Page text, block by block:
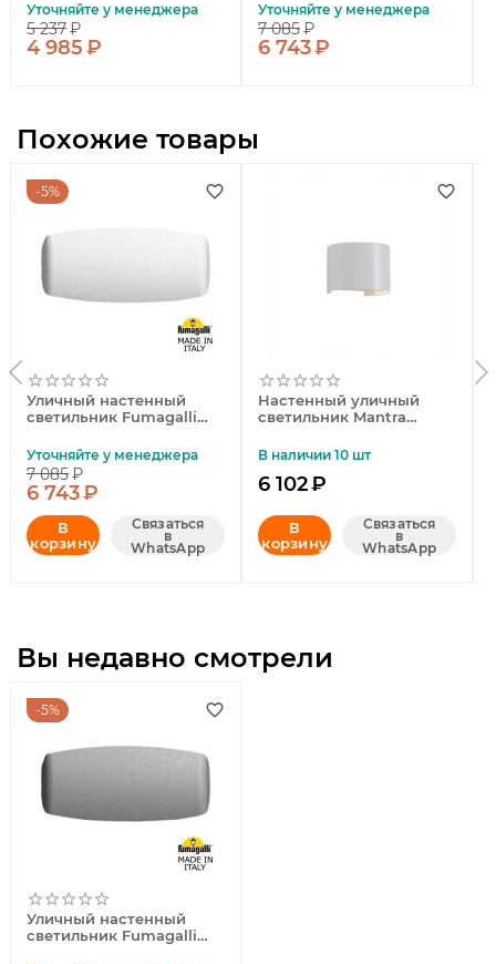
Уточняйте у менеджера
5 237₽
4 985₽
Уточняйте у менеджера
7 085₽
6 743₽
Похожие товары
5%
Уличный настенный
светильник Fumagalli
Уточняйте у менеджера
7 085₽
6 743₽
В
корзину
Связаться
в
WhatsApp
Настенный уличный
светильник Mantra
В наличии 10 шт
6 102₽
В
корзину
Связаться
в
WhatsApp
Вы недавно смотрели
5%
Уличный настенный
светильник Fumagalli